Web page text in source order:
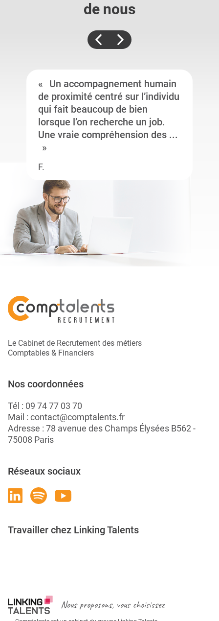
de nous
Un accompagnement humain
de proximité centré sur l’individu
qui fait beaucoup de bien
lorsque l’on recherche un job.
Une vraie compréhension des ...
F.
Le Cabinet de Recrutement des métiers
Comptables & Financiers
Nos coordonnées
Tél : 09 74 77 03 70
Mail : contact@comptalents.fr
Adresse : 78 avenue des Champs Élysées B562 -
75008 Paris
Réseaux sociaux
Travailler chez Linking Talents
Nous proposons, vous choisissez